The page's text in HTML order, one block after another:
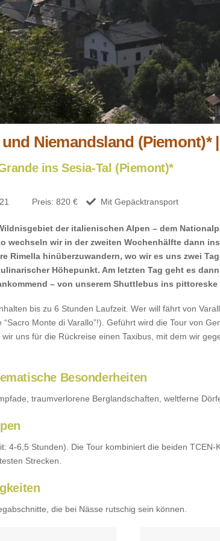
Niemandsland (Piemont)* |
ins Sesia-Tal (Piemont)*
Preis: 820 € Mit Gepäcktransport
der italienischen Alpen – dem
wechseln wir in der zweiten Wochenhälfte dann
Rimella hinüberzuwandern, wo wir es uns zwei
Höhepunkt. Am letzten Tag geht es
– von unserem Shuttlebus ins
bis zu 6 Stunden Laufzeit. Wer will fährt von
Monte di Varallo”!). Geführt wird die Tour von
uns für die Rückreise einen Taxibus, mit dem wir
Besonderheiten
traumverlorene Berglandschaften, weltferne
4-6,5 Stunden). Die Tour kombiniert die beiden
Strecken.
die bei Nässe rutschig sein können.